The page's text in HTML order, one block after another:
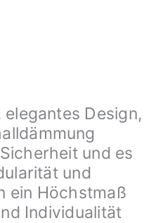
Design,
und es
und
ein Höchstmaß
Individualität